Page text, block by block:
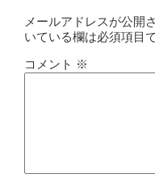
メールアドレスが公開
いている欄は必須項目
コメント ※